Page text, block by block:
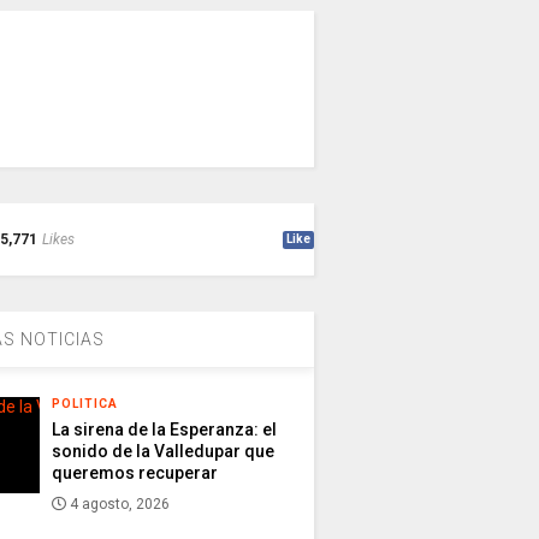
5,771 Likes Like
NOTICIAS
POLITICA
La sirena de la Esperanza: el
sonido de la Valledupar que
queremos recuperar
4 agosto, 2026